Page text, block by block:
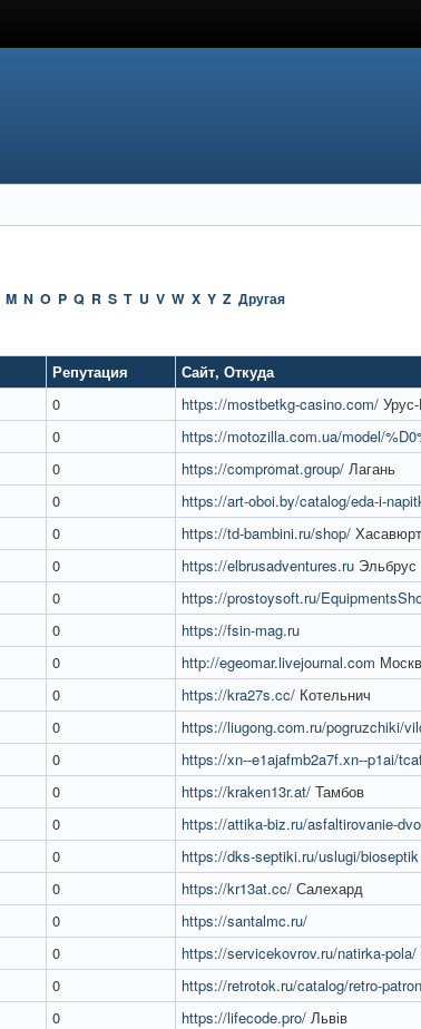
M N O P Q R S T U V W X Y Z Другая
Репутация Сайт, Откуда
0 https://mostbetkg-casino.com/
0 https://motozilla.com.ua/model/
0 https://compromat.group/ Лагань
0 https://art-oboi.by/catalog/eda-i-
0 https://td-bambini.ru/shop/ Хасавюрт
0 https://elbrusadventures.ru Эльбрус
0 https://prostoysoft.ru/
0 https://fsin-mag.ru
0 http://egeomar.livejournal.com
0 https://kra27s.cc/ Котельнич
0 https://liugong.com.ru/pogruzchiki/
0 https://xn--e1ajafmb2a7f.xn--p1ai/
0 https://kraken13r.at/ Тамбов
0 https://attika-biz.ru/asfaltirovanie-
0 https://dks-septiki.ru/uslugi/
0 https://kr13at.cc/ Салехард
0 https://santalmc.ru/
0 https://servicekovrov.ru/natirka-pola/
0 https://retrotok.ru/catalog/retro-
0 https://lifecode.pro/ Львів